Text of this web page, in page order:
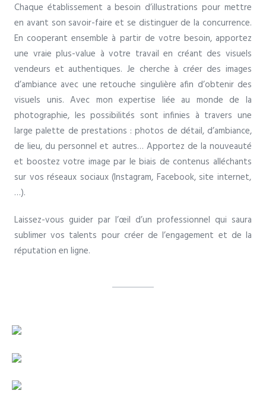
Chaque établissement a besoin d’illustrations pour mettre
en avant son savoir-faire et se distinguer de la concurrence.
En cooperant ensemble à partir de votre besoin, apportez
une vraie plus-value à votre travail en créant des visuels
vendeurs et authentiques. Je cherche à créer des images
d’ambiance avec une retouche singulière afin d’obtenir des
visuels unis. Avec mon expertise liée au monde de la
photographie, les possibilités sont infinies à travers une
large palette de prestations : photos de détail, d’ambiance,
de lieu, du personnel et autres… Apportez de la nouveauté
et boostez votre image par le biais de contenus alléchants
sur vos réseaux sociaux(Instagram, Facebook, site internet,
…).
Laissez-vous guider par l’œil d’un professionnel qui saura
sublimer vos talents pour créer de l’engagement et de la
réputation en ligne.